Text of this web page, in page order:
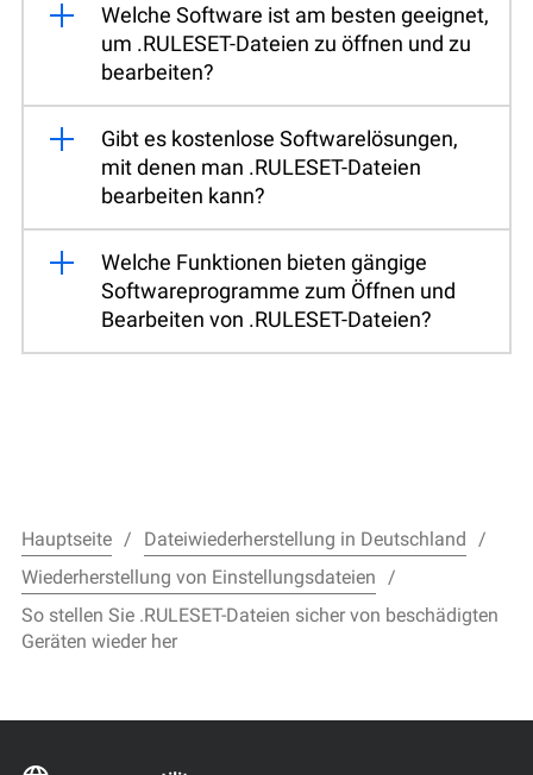
Welche Software ist am besten geeignet,
um .RULESET-Dateien zu öffnen und zu
bearbeiten?
Gibt es kostenlose Softwarelösungen,
mit denen man .RULESET-Dateien
bearbeiten kann?
Welche Funktionen bieten gängige
Softwareprogramme zum Öffnen und
Bearbeiten von .RULESET-Dateien?
Hauptseite
Dateiwiederherstellung in Deutschland
Wiederherstellung von Einstellungsdateien
So stellen Sie .RULESET-Dateien sicher von beschädigten
Geräten wieder her